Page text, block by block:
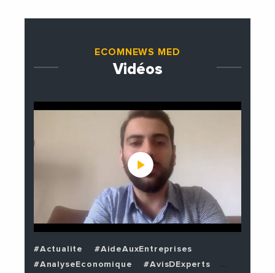
ECOMNEWS MED
Vidéos
#Actualite
#AideAuxEntreprises
#AnalyseEconomique
#AvisDExperts